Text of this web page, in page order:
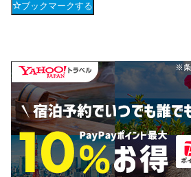
ブックマークする